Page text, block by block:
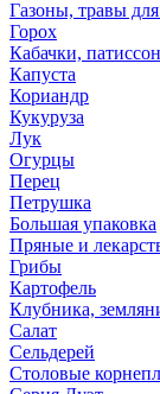
Газоны, травы
Горох
Кабачки,
Капуста
Кориандр
Кукуруза
Лук
Огурцы
Перец
Петрушка
Большая упаковка
Пряные и
Грибы
Картофель
Клубника,
Салат
Сельдерей
Столовые